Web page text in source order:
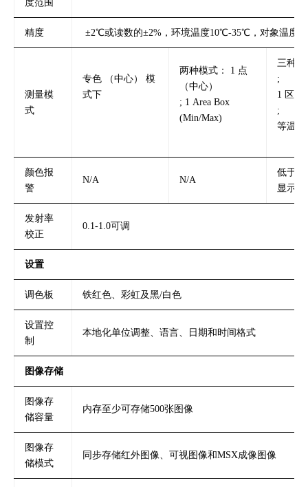
度范围
精度 ±2℃或读数的±2%，环境温度10℃-35℃，对象温度
测量模
式
专色 （中心） 模
式下
两种模式： 1 点
（中心）
; 1 Area Box
(Min/Max)
三种
;
1 区域
;
等温
颜色报
警
N/A N/A
低于
显示红
发射率
校正
0.1-1.0可调
设置
调色板 铁红色、彩虹及黑/白色
设置控
制
本地化单位调整、语言、日期和时间格式
图像存储
图像存
储容量
内存至少可存储500张图像
图像存
储模式
同步存储红外图像、可视图像和MSX成像图像